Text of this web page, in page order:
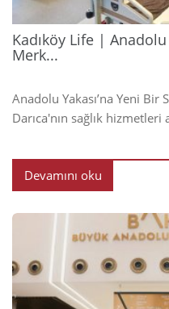
Kadıköy Life | Anadolu
Merk...
Anadolu Yakası’na Yeni Bir
Darıca'nın sağlık hizmetleri
Devamını oku